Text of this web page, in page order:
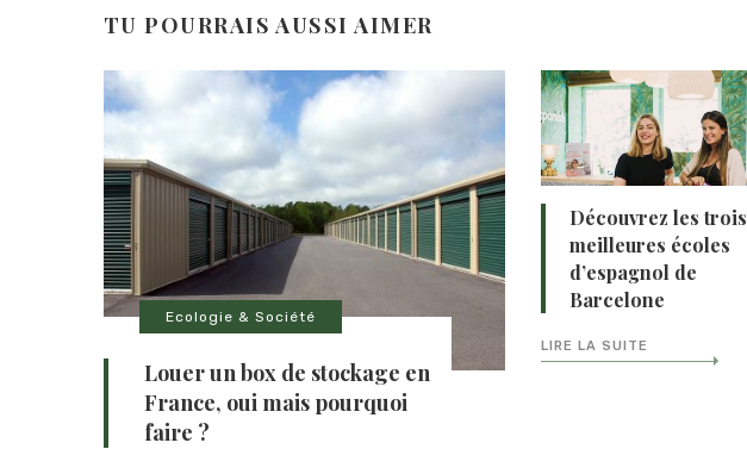
TU POURRAIS AUSSI AIMER
Ecologie & Société
Louer un box de stockage en
France, oui mais pourquoi
faire ?
Découvrez les trois
meilleures écoles
d’espagnol de
Barcelone
LIRE LA SUITE